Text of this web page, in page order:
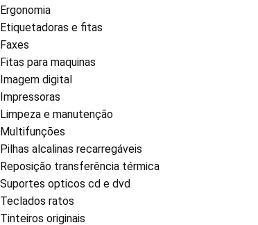
Ergonomia
Etiquetadoras e fitas
Faxes
Fitas para maquinas
Imagem digital
Impressoras
Limpeza e manutenção
Multifunções
Pilhas alcalinas recarregáveis
Reposição transferência térmica
Suportes opticos cd e dvd
Teclados ratos
Tinteiros originais